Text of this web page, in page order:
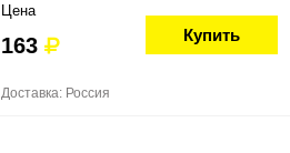
Цена
163 Купить
Доставка: Россия